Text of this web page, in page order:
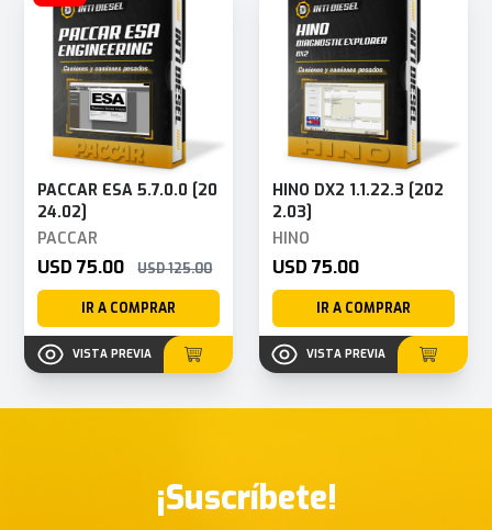
PACCAR ESA 5.7.0.0 [20
24.02]
PACCAR
USD 75.00 USD 125.00
IR A COMPRAR
VISTA PREVIA
HINO DX2 1.1.22.3 [202
2.03]
HINO
USD 75.00
IR A COMPRAR
VISTA PREVIA
¡Suscríbete!